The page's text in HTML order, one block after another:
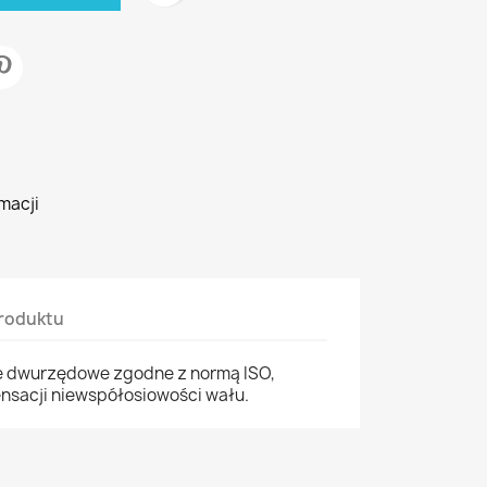
zgodne z normą ISO,
niewspółosiowości wału.